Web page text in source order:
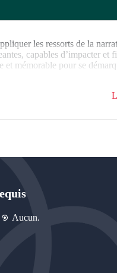
les ressorts de la
capables d’impacter et
mémorable pour se
Aucun.